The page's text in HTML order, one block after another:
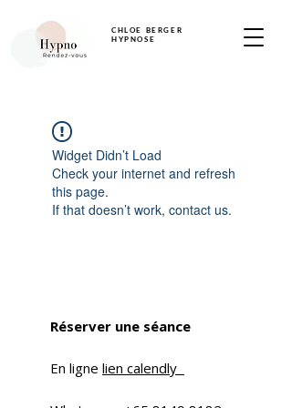
CHLOE BERGER
HYPNOSE
Widget Didn’t Load
Check your internet and refresh
this page.
If that doesn’t work, contact us.
Réserver une séance
En ligne lien calendly